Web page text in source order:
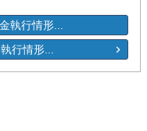
執行情形...
行情形...